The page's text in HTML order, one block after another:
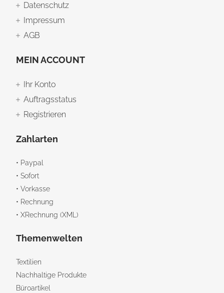
Datenschutz
Impressum
AGB
MEIN ACCOUNT
Ihr Konto
Auftragsstatus
Registrieren
Zahlarten
• Paypal
• Sofort
• Vorkasse
• Rechnung
• XRechnung (XML)
Themenwelten
Textilien
Nachhaltige Produkte
Büroartikel